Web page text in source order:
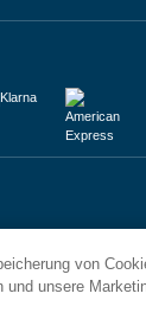
von
unsere